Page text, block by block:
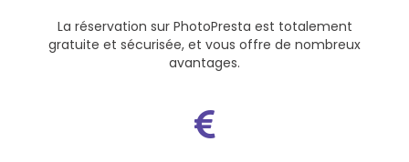
La réservation sur PhotoPresta est totalement
gratuite et sécurisée, et vous offre de nombreux
avantages.